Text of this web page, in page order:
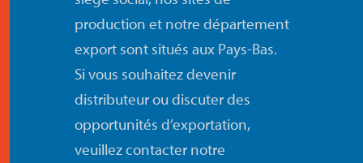
production et notre département
export sont situés aux Pays-Bas.
Si vous souhaitez devenir
distributeur ou discuter des
opportunités d’exportation,
veuillez contacter notre